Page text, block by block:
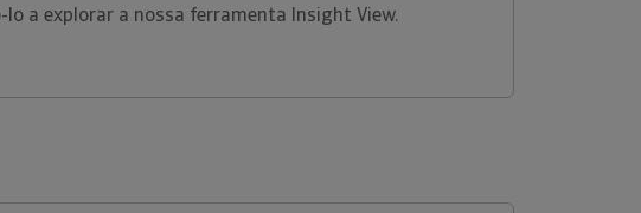
lo a explorar a nossa ferramenta Insight View.